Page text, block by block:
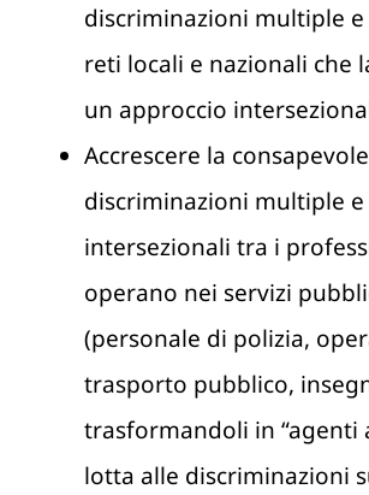
discriminazioni multiple
reti locali e nazionali che
un approccio
Accrescere la
discriminazioni multiple e
intersezionali tra i
operano nei servizi
(personale di polizia,
trasporto pubblico,
trasformandoli in “agenti
lotta alle discriminazioni